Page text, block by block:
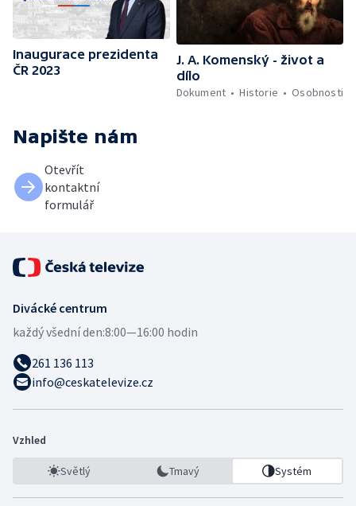
Inaugurace prezidenta
ČR 2023
J. A. Komenský - život a
dílo
Dokument
Historie Osobnosti
Napište nám
Otevřít
kontaktní
formulář
Divácké centrum
každý všední den:8:00—16:00 hodin
261 136 113
info@ceskatelevize.cz
Vzhled
Světlý Tmavý Systém